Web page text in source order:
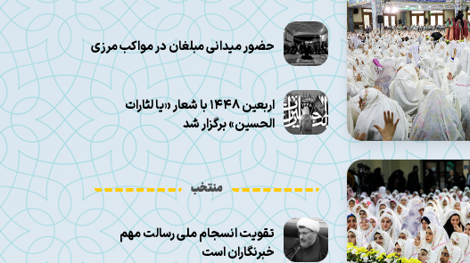
حضور میدانی مبلغان در مواکب مرزی
اربعین ۱۴۴۸ با شعار «یا لثارات
الحسین» برگزار شد
منتخب
تقویت انسجام ملی رسالت مهم
خبرنگاران است